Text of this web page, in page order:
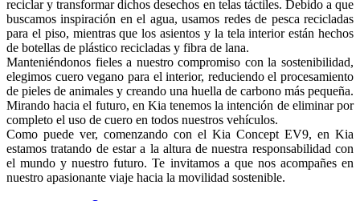
reciclar y transformar dichos desechos en telas táctiles. Debido a que
buscamos inspiración en el agua, usamos redes de pesca recicladas
para el piso, mientras que los asientos y la tela interior están hechos
de botellas de plástico recicladas y fibra de lana.
Manteniéndonos fieles a nuestro compromiso con la sostenibilidad,
elegimos cuero vegano para el interior, reduciendo el procesamiento
de pieles de animales y creando una huella de carbono más pequeña.
Mirando hacia el futuro, en Kia tenemos la intención de eliminar por
completo el uso de cuero en todos nuestros vehículos.
Como puede ver, comenzando con el Kia Concept EV9, en Kia
estamos tratando de estar a la altura de nuestra responsabilidad con
el mundo y nuestro futuro. Te invitamos a que nos acompañes en
nuestro apasionante viaje hacia la movilidad sostenible.